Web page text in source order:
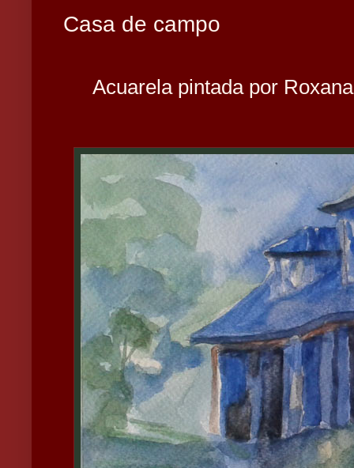
Casa de campo
Acuarela pintada por